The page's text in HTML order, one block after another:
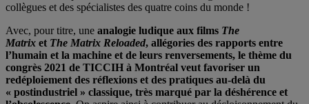
collègues et des spécialistes des quatre coins du monde !
Avec, pour titre, une analogie ludique aux films The
Matrix et The Matrix Reloaded, allégories des rapports entre
l’humain et la machine et de leurs renversements, le thème du
congrès 2021 de TICCIH à Montréal veut favoriser un
redéploiement des réflexions et des pratiques au-delà du
« postindustriel » classique, très marqué par la déshérence et